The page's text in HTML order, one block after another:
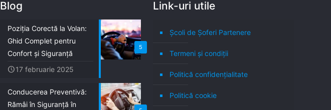
Blog
5
Poziția Corectă la Volan:
Ghid Complet pentru
Confort și Siguranță
17 februarie 2025
Conducerea Preventivă:
Rămâi în Siguranță în
Link-uri utile
Școli de Șoferi Partenere
Termeni şi condiţii
Politică confidenţialitate
Politică cookie